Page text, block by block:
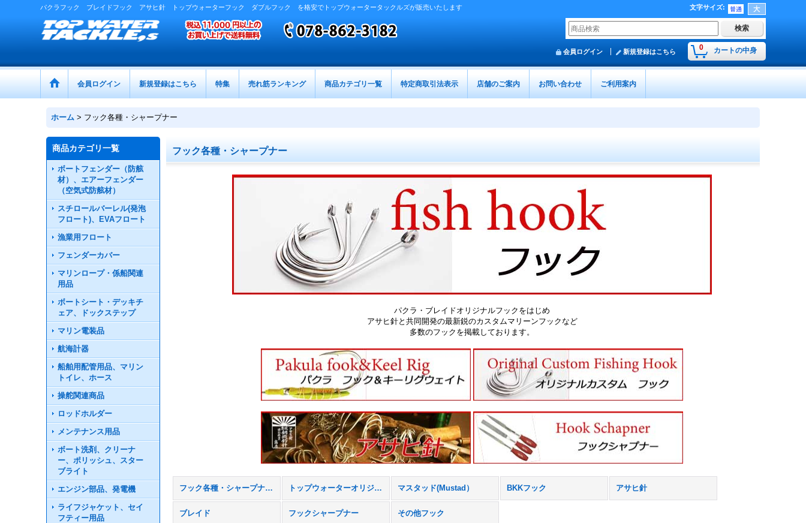
パクラフック ブレイドフック アサヒ針 トップウォーターフック ダブルフック を格安でトップウォータータックルズが販売いたします 文字サイズ:
0 カートの中身
会員ログイン 新規登録はこちら
会員ログイン 新規登録はこちら 特集 売れ筋ランキング 商品カテゴリ一覧 特定商取引法表示 店舗のご案内 お問い合わせ ご利用案内
ホーム > フック各種・シャープナー
商品カテゴリ一覧
ボートフェンダー（防舷
材）、エアーフェンダー
（空気式防舷材）
スチロールバーレル(発泡
フロート)、EVAフロート
漁業用フロート
フェンダーカバー
マリンロープ・係船関連
用品
ボートシート・デッキチ
ェア、ドックステップ
マリン電装品
航海計器
船舶用配管用品、マリン
トイレ、ホース
操舵関連商品
ロッドホルダー
メンテナンス用品
ボート洗剤、クリーナ
ー、ポリッシュ、スター
ブライト
エンジン部品、発電機
ライフジャケット、セイ
フティー用品
フック各種・シャープナー
パクラ・ブレイドオリジナルフックをはじめ
アサヒ針と共同開発の最新鋭のカスタムマリーンフックなど
多数のフックを掲載しております。
フック各種・シャープナー (全商品) トップウォーターオリジナル マスタッド(Mustad） BKKフック アサヒ針
ブレイド フックシャープナー その他フック